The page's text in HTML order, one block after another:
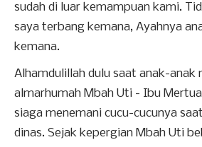
sudah di luar kemampuan kami.
saya terbang kemana, Ayahnya
kemana.
Alhamdulillah dulu saat anak-anak
almarhumah Mbah Uti - Ibu
siaga menemani cucu-cucunya
dinas. Sejak kepergian Mbah Uti